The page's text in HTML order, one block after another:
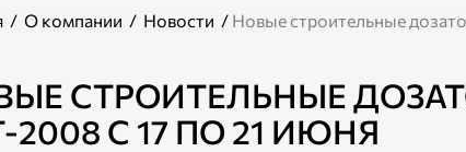
/ О компании / Новости / Новые строительные
СТРОИТЕЛЬНЫЕ
2008 С 17 ПО 21 ИЮНЯ